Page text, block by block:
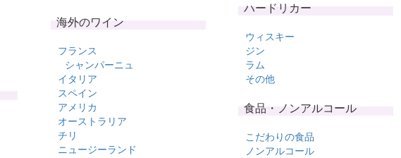
海外のワイン
フランス
シャンパーニュ
イタリア
スペイン
アメリカ
オーストラリア
チリ
ニュージーランド
ハードリカー
ウィスキー
ジン
ラム
その他
食品・ノンアルコール
こだわりの食品
ノンアルコール